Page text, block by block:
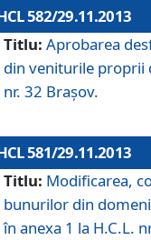
582/29.11.2013
Titlu: Aprobarea
din veniturile proprii
nr. 32 Braşov.
581/29.11.2013
Titlu: Modificarea,
bunurilor din
în anexa 1 la H.C.L.